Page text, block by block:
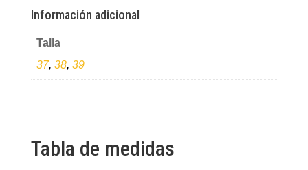
tacón
en
madera
cantidad
Información adicional
Talla
37, 38, 39
Tabla de medidas